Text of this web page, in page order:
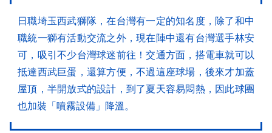
日職埼玉西武獅隊，在台灣有一定的知名度，除了和中
職統一獅有活動交流之外，現在陣中還有台灣選手林安
可，吸引不少台灣球迷前往！交通方面，搭電車就可以
抵達西武巨蛋，還算方便，不過這座球場，後來才加蓋
屋頂，半開放式的設計，到了夏天容易悶熱，因此球團
也加裝「噴霧設備」降溫。